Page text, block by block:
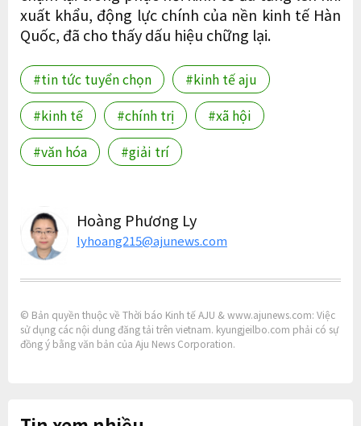
xuất khẩu, động lực chính của nền kinh tế Hàn
Quốc, đã cho thấy dấu hiệu chững lại.
#tin tức tuyển chọn
#kinh tế aju
#kinh tế
#chính trị
#xã hội
#văn hóa
#giải trí
Hoàng Phương Ly
lyhoang215@ajunews.com
© Bản quyền thuộc về Thời báo Kinh tế AJU & www.ajunews.com: Việc
sử dụng các nội dung đăng tải trên vietnam. kyungjeilbo.com phải có sự
đồng ý bằng văn bản của Aju News Corporation.